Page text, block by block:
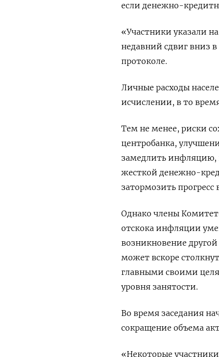
если денежно-
«Участники указали
недавний сдвиг вниз
протоколе.
Личные расходы
исчислении, в то
Тем не менее, риски
центробанка,
замедлить инфляцию,
жесткой денежно-
затормозить
Однако члены
отскока инфляции
возникновение
может вскоре
главными своими
уровня занятости.
Во время заседания
сокращение объема
«Некоторые